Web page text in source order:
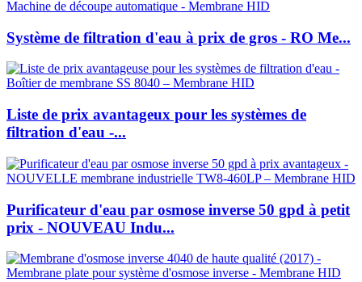
Système de filtration d'eau à prix de gros - RO Me...
Liste de prix avantageux pour les systèmes de
filtration d'eau -...
Purificateur d'eau par osmose inverse 50 gpd à petit
prix - NOUVEAU Indu...